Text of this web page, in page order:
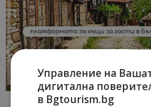
Управление на
дигитална
в Bgtourism.bg